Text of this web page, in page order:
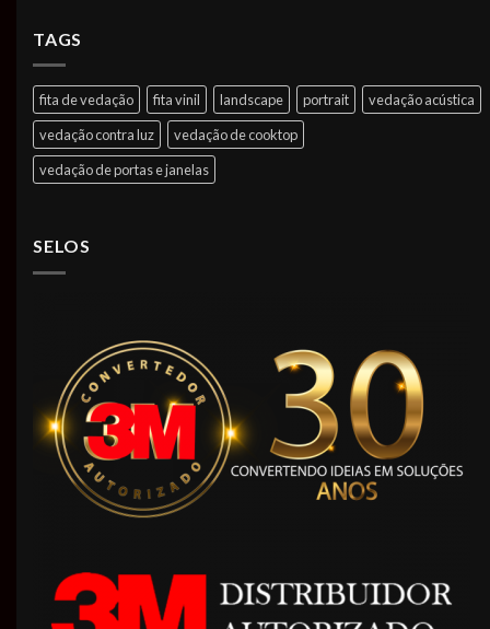
TAGS
fita de vedação fita vinil landscape portrait
vedação acústica
vedação contra luz
vedação de cooktop
vedação de portas e janelas
SELOS